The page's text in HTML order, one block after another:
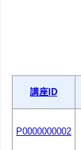
講座ID
P0000000002